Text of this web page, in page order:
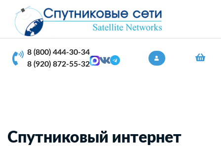
8 (800) 444-30-34
8 (920) 872-55-32
Спутниковый интернет